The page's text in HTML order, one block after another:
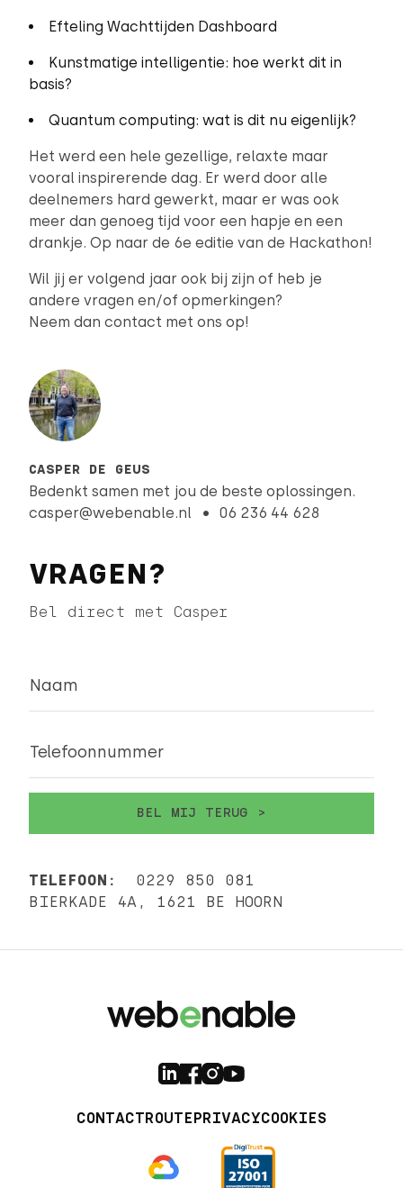
Efteling Wachttijden Dashboard
Kunstmatige intelligentie: hoe werkt dit in
basis?
Quantum computing: wat is dit nu eigenlijk?
Het werd een hele gezellige, relaxte maar
vooral inspirerende dag. Er werd door alle
deelnemers hard gewerkt, maar er was ook
meer dan genoeg tijd voor een hapje en een
drankje. Op naar de 6e editie van de Hackathon!
Wil jij er volgend jaar ook bij zijn of heb je
andere vragen en/of opmerkingen?
Neem dan contact met ons op!
CASPER DE GEUS
Bedenkt samen met jou de beste oplossingen.
casper@webenable.nl
06 236 44 628
VRAGEN?
Bel direct met Casper
Naam
Telefoonnummer
TELEFOON:
0229 850 081
BIERKADE 4A, 1621 BE HOORN
CONTACTROUTEPRIVACYCOOKIES